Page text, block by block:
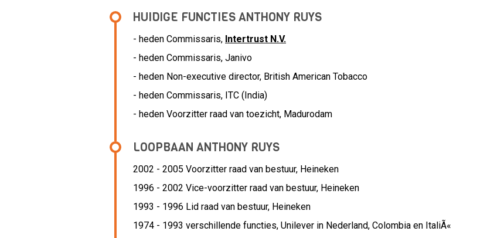
HUIDIGE FUNCTIES ANTHONY RUYS
- heden Commissaris, Intertrust N.V.
- heden Commissaris, Janivo
- heden Non-executive director, British American Tobacco
- heden Commissaris, ITC (India)
- heden Voorzitter raad van toezicht, Madurodam
LOOPBAAN ANTHONY RUYS
2002 - 2005 Voorzitter raad van bestuur, Heineken
1996 - 2002 Vice-voorzitter raad van bestuur, Heineken
1993 - 1996 Lid raad van bestuur, Heineken
1974 - 1993 verschillende functies, Unilever in Nederland, Colombia en ItaliÃ«